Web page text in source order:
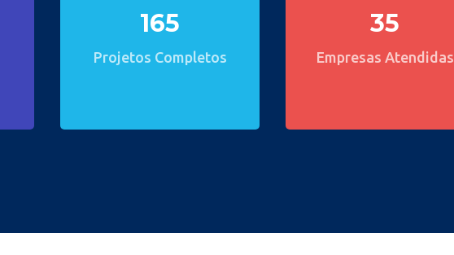
165
Projetos Completos
35
Empresas Atendidas